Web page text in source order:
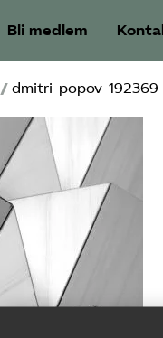
Bli medlem
/ dmitri-popov-